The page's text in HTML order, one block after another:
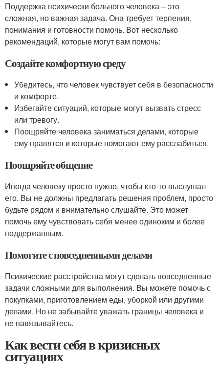
Поддержка психически больного человека – это
сложная, но важная задача. Она требует терпения,
понимания и готовности помочь. Вот несколько
рекомендаций, которые могут вам помочь:
Создайте комфортную среду
Убедитесь, что человек чувствует себя в безопасности
и комфорте.
Избегайте ситуаций, которые могут вызвать стресс
или тревогу.
Поощряйте человека заниматься делами, которые
ему нравятся и которые помогают ему расслабиться.
Поощряйте общение
Иногда человеку просто нужно, чтобы кто-то выслушал
его. Вы не должны предлагать решения проблем, просто
будьте рядом и внимательно слушайте. Это может
помочь ему чувствовать себя менее одиноким и более
поддержанным.
Помогите с повседневными делами
Психические расстройства могут сделать повседневные
задачи сложными для выполнения. Вы можете помочь с
покупками, приготовлением еды, уборкой или другими
делами. Но не забывайте уважать границы человека и
не навязывайтесь.
Как вести себя в кризисных
ситуациях